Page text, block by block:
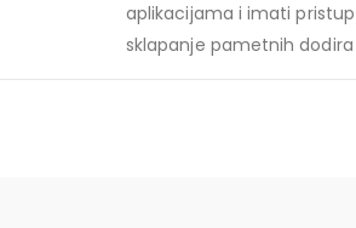
aplikacijama i imati
sklapanje pametnih